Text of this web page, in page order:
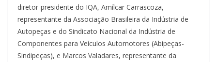
diretor-presidente do IQA, Amílcar Carrascoza,
representante da Associação Brasileira da Indústria de
Autopeças e do Sindicato Nacional da Indústria de
Componentes para Veículos Automotores (Abipeças-
Sindipeças), e Marcos Valadares, representante da